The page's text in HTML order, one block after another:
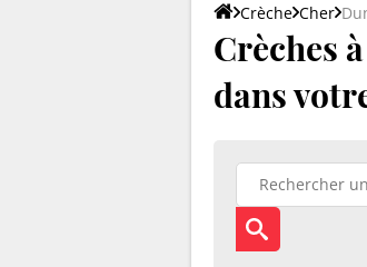
Crèche Cher
Crèches
dans